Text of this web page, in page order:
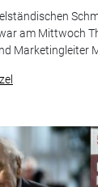
am Mittwoch
Marketingleiter